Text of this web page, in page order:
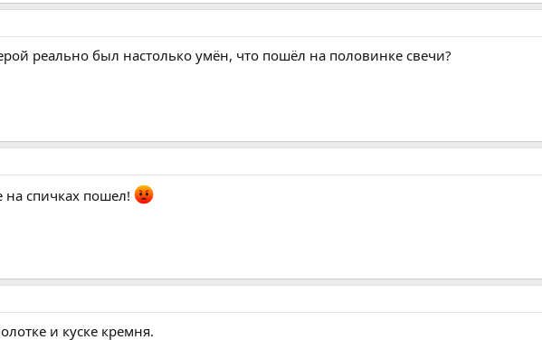
реально был настолько умён, что пошёл на половинке свечи?
спичках пошел!
и куске кремня.